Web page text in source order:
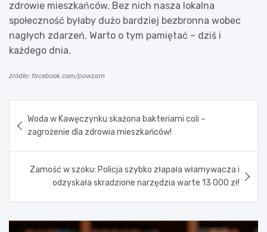
zdrowie mieszkańców. Bez nich nasza lokalna
społeczność byłaby dużo bardziej bezbronna wobec
nagłych zdarzeń. Warto o tym pamiętać – dziś i
każdego dnia.
źródło: facebook.com/powzam
wpisu
Woda w Kawęczynku skażona bakteriami coli –
zagrożenie dla zdrowia mieszkańców!
Zamość w szoku: Policja szybko złapała włamywacza i
odzyskała skradzione narzędzia warte 13 000 zł!